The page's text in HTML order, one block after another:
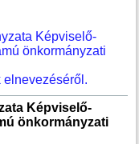
Képviselő-
önkormányzati
Képviselő-
önkormányzati